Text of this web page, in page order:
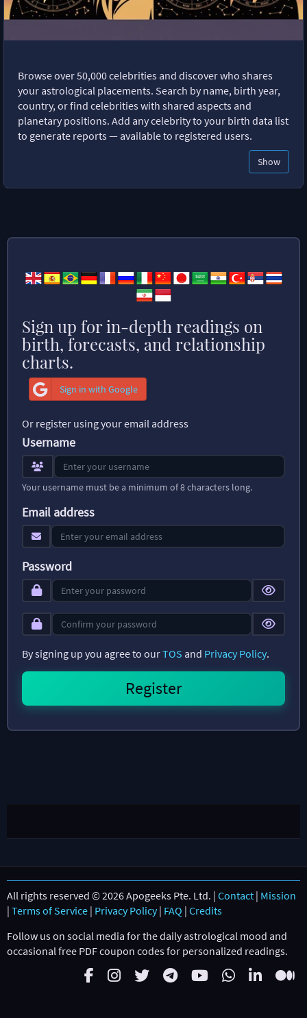
Browse over 50,000 celebrities and discover who shares
your astrological placements. Search by name, birth year,
country, or find celebrities with shared aspects and
planetary positions. Add any celebrity to your birth data list
to generate reports — available to registered users.
Show
Sign up for in-depth readings on
birth, forecasts, and relationship
charts.
Sign in with Google
Or register using your email address
Username
Your username must be a minimum of 8 characters long.
Email address
Password
By signing up you agree to ourTOS and Privacy Policy.
All rights reserved © 2026 Apogeeks Pte. Ltd. | Contact | Mission
| Terms of Service | Privacy Policy| FAQ | Credits
Follow us on social media for the daily astrological mood and
occasional free PDF coupon codes for personalized readings.